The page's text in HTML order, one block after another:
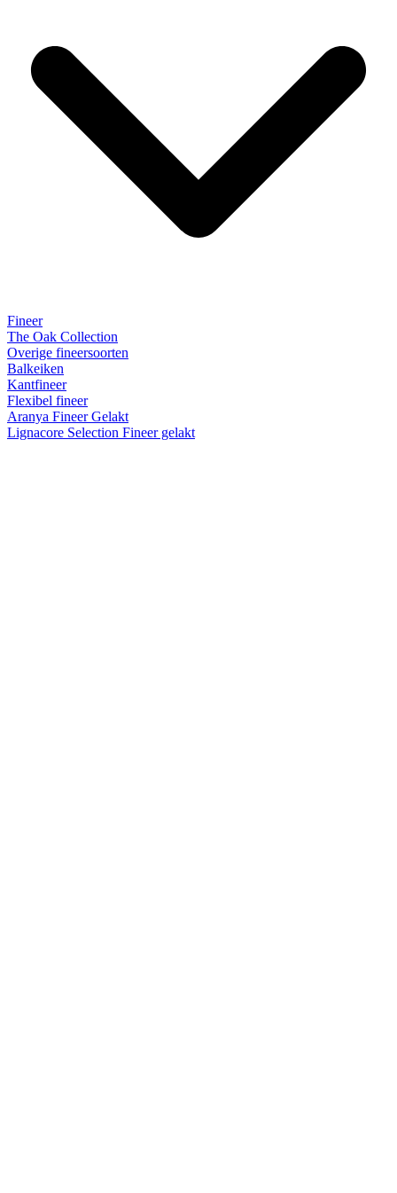
Fineer
The Oak Collection
Overige fineersoorten
Balkeiken
Kantfineer
Flexibel fineer
Aranya Fineer Gelakt
Lignacore Selection Fineer gelakt